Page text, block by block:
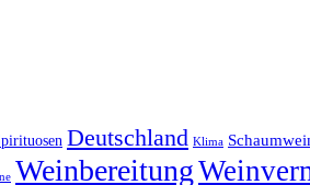
Deutschland Klima
Weinbereitung